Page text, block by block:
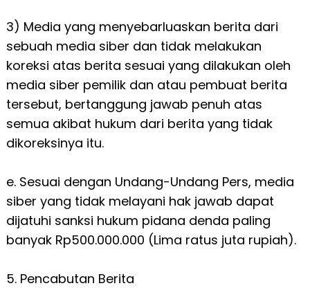
3) Media yang menyebarluaskan berita dari
sebuah media siber dan tidak melakukan
koreksi atas berita sesuai yang dilakukan oleh
media siber pemilik dan atau pembuat berita
tersebut, bertanggung jawab penuh atas
semua akibat hukum dari berita yang tidak
dikoreksinya itu.
e. Sesuai dengan Undang-Undang Pers, media
siber yang tidak melayani hak jawab dapat
dijatuhi sanksi hukum pidana denda paling
banyak Rp500.000.000 (Lima ratus juta rupiah).
5. Pencabutan Berita